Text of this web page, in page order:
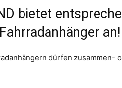
bietet
an!
dürfen zusammen-